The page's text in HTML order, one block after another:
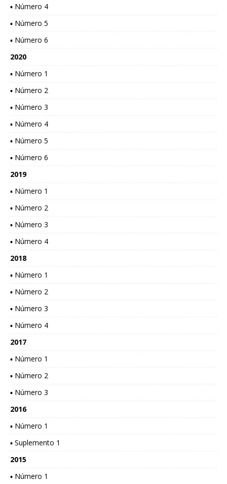
▪ Número 4
▪ Número 5
▪ Número 6
2020
▪ Número 1
▪ Número 2
▪ Número 3
▪ Número 4
▪ Número 5
▪ Número 6
2019
▪ Número 1
▪ Número 2
▪ Número 3
▪ Número 4
2018
▪ Número 1
▪ Número 2
▪ Número 3
▪ Número 4
2017
▪ Número 1
▪ Número 2
▪ Número 3
2016
▪ Número 1
▪ Suplemento 1
2015
▪ Número 1